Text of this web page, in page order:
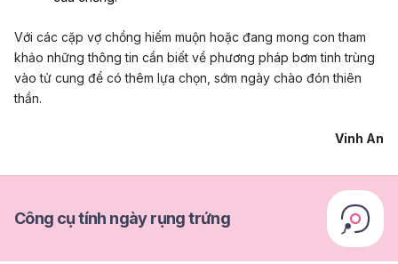
Với các cặp vợ chồng hiếm muộn hoặc đang mong con tham
khảo những thông tin cần biết về phương pháp bơm tinh trùng
vào tử cung để có thêm lựa chọn, sớm ngày chào đón thiên
thần.
Vinh An
Công cụ tính ngày rụng trứng